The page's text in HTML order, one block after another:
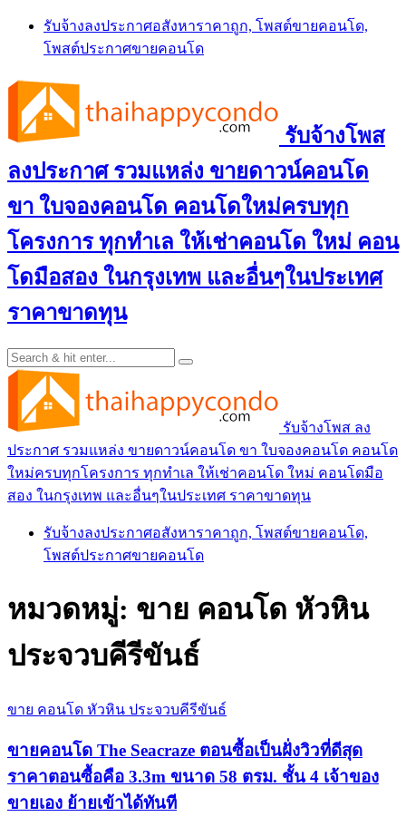
Skip
content
รับจ้างลงประกาศอสังหาราคาถูก, โพสต์ขายคอนโด,
โพสต์ประกาศขายคอนโด
รับจ้างโพส
ลงประกาศ รวมแหล่ง ขายดาวน์คอนโด
ขา ใบจองคอนโด คอนโดใหม่ครบทุก
โครงการ ทุกทำเล ให้เช่าคอนโด ใหม่ คอน
โดมือสอง ในกรุงเทพ และอื่นๆในประเทศ
ราคาขาดทุน
รับจ้างโพส ลง
ประกาศ รวมแหล่ง ขายดาวน์คอนโด ขา ใบจองคอนโด คอนโด
ใหม่ครบทุกโครงการ ทุกทำเล ให้เช่าคอนโด ใหม่ คอนโดมือ
สอง ในกรุงเทพ และอื่นๆในประเทศ ราคาขาดทุน
รับจ้างลงประกาศอสังหาราคาถูก, โพสต์ขายคอนโด,
โพสต์ประกาศขายคอนโด
หมวดหมู่: ขาย คอนโด หัวหิน
ประจวบคีรีขันธ์
ขาย คอนโด หัวหิน ประจวบคีรีขันธ์
ขายคอนโด The Seacraze ตอนซื้อเป็นฝั่งวิวที่ดีสุด
ราคาตอนซื้อคือ 3.3m ขนาด 58 ตรม. ชั้น 4 เจ้าของ
ขายเอง ย้ายเข้าได้ทันที